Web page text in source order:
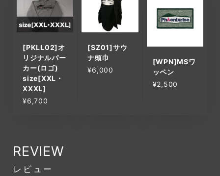
[PKLL02]オ
リジナルパー
カー(ロゴ)
size[XXL・
XXXL]
¥6,700
[SZ01]サウ
ナ頭巾
¥6,000
[WPN]MSワ
ッペン
¥2,500
REVIEW
レビュー